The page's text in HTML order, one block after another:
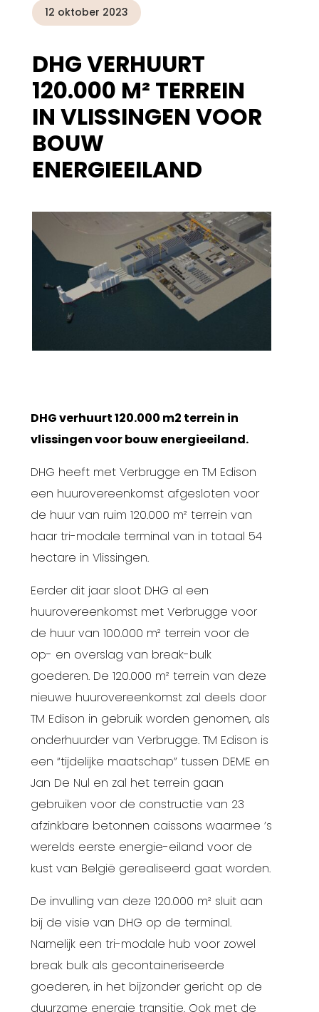
12 oktober 2023
DHG VERHUURT
120.000 M² TERREIN
IN VLISSINGEN VOOR
BOUW
ENERGIEEILAND
DHG verhuurt 120.000 m2 terrein in
vlissingen voor bouw energieeiland.
DHG heeft met Verbrugge en TM Edison
een huurovereenkomst afgesloten voor
de huur van ruim 120.000 m² terrein van
haar tri-modale terminal van in totaal 54
hectare in Vlissingen.
Eerder dit jaar sloot DHG al een
huurovereenkomst met Verbrugge voor
de huur van 100.000 m² terrein voor de
op- en overslag van break-bulk
goederen. De 120.000 m² terrein van deze
nieuwe huurovereenkomst zal deels door
TM Edison in gebruik worden genomen, als
onderhuurder van Verbrugge. TM Edison is
een “tijdelijke maatschap” tussen DEME en
Jan De Nul en zal het terrein gaan
gebruiken voor de constructie van 23
afzinkbare betonnen caissons waarmee ’s
werelds eerste energie-eiland voor de
kust van België gerealiseerd gaat worden.
De invulling van deze 120.000 m² sluit aan
bij de visie van DHG op de terminal.
Namelijk een tri-modale hub voor zowel
break bulk als gecontaineriseerde
goederen, in het bijzonder gericht op de
duurzame energie transitie. Ook met de